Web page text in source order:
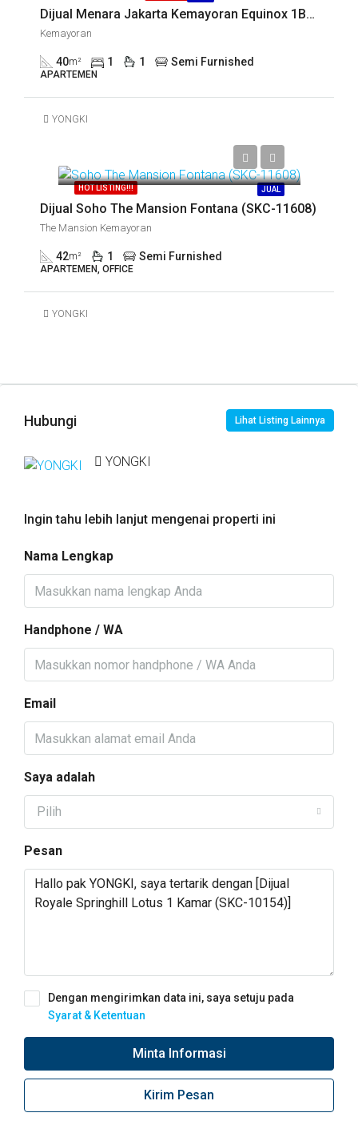
Dijual Menara Jakarta Kemayoran Equinox 1BR (SKC-13577)
Kemayoran
40m² 1 1 Semi Furnished
APARTEMEN
YONGKI
HOT LISTING!!! JUAL
Dijual Soho The Mansion Fontana (SKC-11608)
The Mansion Kemayoran
42m² 1 Semi Furnished
APARTEMEN, OFFICE
YONGKI
Hubungi Lihat Listing Lainnya
YONGKI
Ingin tahu lebih lanjut mengenai properti ini
Nama Lengkap
Handphone / WA
Email
Saya adalah
Pilih
Pesan
Dengan mengirimkan data ini, saya setuju pada
Syarat & Ketentuan
Minta Informasi
Kirim Pesan